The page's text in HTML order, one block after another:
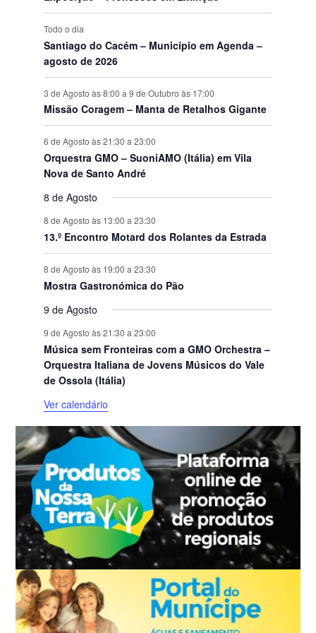
s
Todo o dia
Santiago do Cacém – Município em Agenda –
agosto de 2026
3 de Agosto às 8:00 a 9 de Outubro às 17:00
Missão Coragem – Manta de Retalhos Gigante
6 de Agosto às 21:30 a 23:00
Orquestra GMO – SuoniAMO (Itália) em Vila
Nova de Santo André
8 de Agosto
8 de Agosto às 13:00 a 23:30
13.º Encontro Motard dos Rolantes da Estrada
8 de Agosto às 19:00 a 23:30
Mostra Gastronómica do Pão
9 de Agosto
9 de Agosto às 21:30 a 23:00
Música sem Fronteiras com a GMO Orchestra –
Orquestra Italiana de Jovens Músicos do Vale
de Ossola (Itália)
Ver calendário